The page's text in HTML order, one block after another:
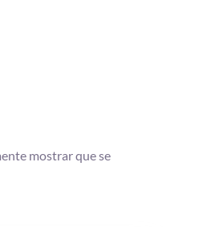
mostrar que se